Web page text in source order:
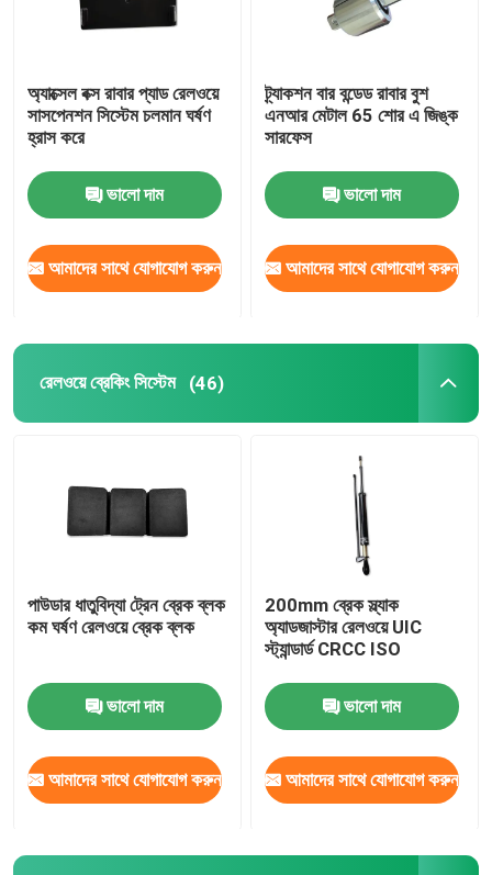
অ্যাক্সেল বক্স রাবার প্যাড রেলওয়ে
সাসপেনশন সিস্টেম চলমান ঘর্ষণ
হ্রাস করে
ভালো দাম
আমাদের সাথে যোগাযোগ করুন
ট্র্যাকশন বার বন্ডেড রাবার বুশ
এনআর মেটাল 65 শোর এ জিঙ্ক
সারফেস
ভালো দাম
আমাদের সাথে যোগাযোগ করুন
রেলওয়ে ব্রেকিং সিস্টেম (46)
পাউডার ধাতুবিদ্যা ট্রেন ব্রেক ব্লক
কম ঘর্ষণ রেলওয়ে ব্রেক ব্লক
ভালো দাম
আমাদের সাথে যোগাযোগ করুন
200mm ব্রেক স্ল্যাক
অ্যাডজাস্টার রেলওয়ে UIC
স্ট্যান্ডার্ড CRCC ISO
ভালো দাম
আমাদের সাথে যোগাযোগ করুন